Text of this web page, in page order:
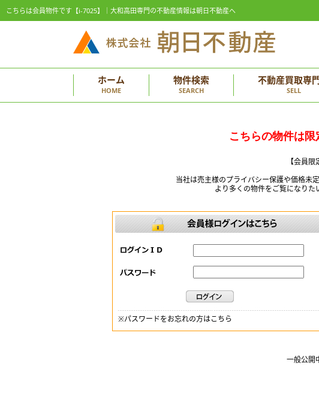
こちらは会員物件です【i-7025】｜大和高田専門の不動産情報は朝日不動産へ
ホーム
HOME
物件検索
SEARCH
不動産買取専
SELL
こちらの物件は限
【会員
当社は売主様のプライバシー保護や価格未
より多くの物件をご覧になりた
※パスワードをお忘れの方はこちら
一般公開